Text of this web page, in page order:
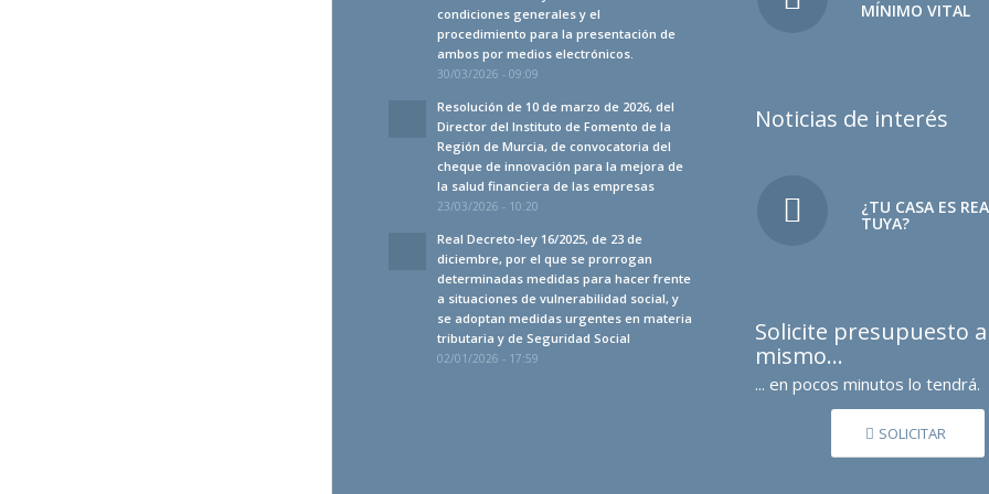
condiciones generales y el
procedimiento para la presentación de
ambos por medios electrónicos.
30/03/2026 - 09:09
Resolución de 10 de marzo de 2026, del
Director del Instituto de Fomento de la
Región de Murcia, de convocatoria del
cheque de innovación para la mejora de
la salud financiera de las empresas
23/03/2026 - 10:20
Real Decreto-ley 16/2025, de 23 de
diciembre, por el que se prorrogan
determinadas medidas para hacer frente
a situaciones de vulnerabilidad social, y
se adoptan medidas urgentes en materia
tributaria y de Seguridad Social
02/01/2026 - 17:59
MÍNIMO VITAL
Noticias de interés
¿TU CASA ES
TUYA?
Solicite presupuesto
mismo…
... en pocos minutos lo tendrá.
SOLICITAR